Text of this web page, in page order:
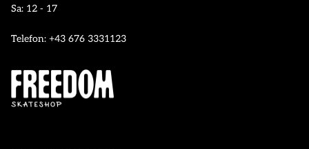
Sa: 12 - 17
Telefon: +43 676 3331123